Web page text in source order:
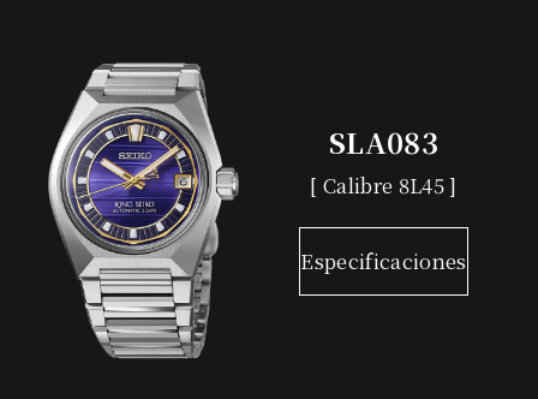
SLA083
[ Calibre 8L45 ]
Especificaciones